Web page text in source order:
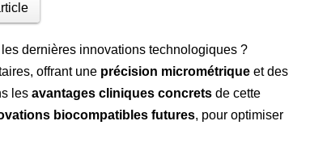
dernières innovations technologiques ?
offrant une précision micrométrique et des
lesavantages cliniques concrets de cette
biocompatibles futures, pour optimiser